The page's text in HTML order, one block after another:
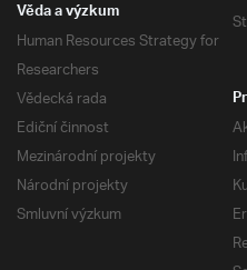
Věda a výzkum
Human Resources Strategy for
Researchers
Vědecká rada
Ediční činnost
Mezinárodní projekty
Národní projekty
Smluvní výzkum